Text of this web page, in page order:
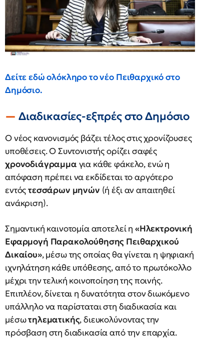
Δείτε εδώ ολόκληρο το νέο Πειθαρχικό στο
Δημόσιο.
Διαδικασίες-εξπρές στο Δημόσιο
Ο νέος κανονισμός βάζει τέλος στις χρονίζουσες
υποθέσεις. Ο Συντονιστής ορίζει σαφές
χρονοδιάγραμμα για κάθε φάκελο, ενώ η
απόφαση πρέπει να εκδίδεται το αργότερο
εντόςτεσσάρων μηνών (ή έξι αν απαιτηθεί
ανάκριση).
Σημαντική καινοτομία αποτελεί η «Ηλεκτρονική
Εφαρμογή Παρακολούθησης Πειθαρχικού
Δικαίου», μέσω της οποίας θα γίνεται η ψηφιακή
ιχνηλάτηση κάθε υπόθεσης, από το πρωτόκολλο
μέχρι την τελική κοινοποίηση της ποινής.
Επιπλέον, δίνεται η δυνατότητα στον διωκόμενο
υπάλληλο να παρίσταται στη διαδικασία και
μέσωτηλεματικής, διευκολύνοντας την
πρόσβαση στη διαδικασία από την επαρχία.